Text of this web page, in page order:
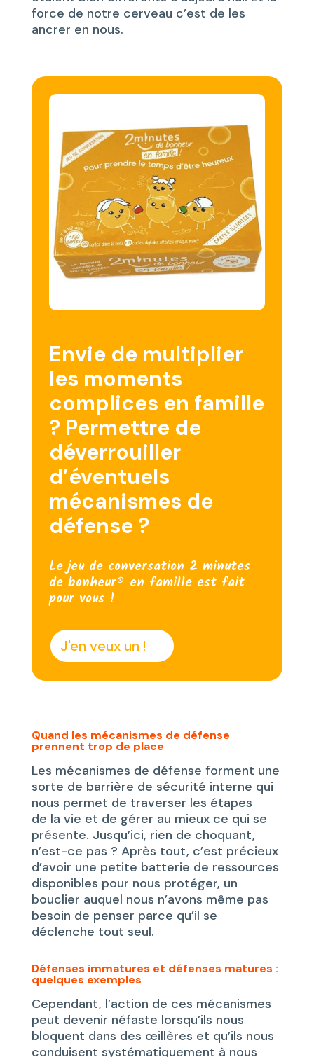
force de notre cerveau c’est de les
ancrer en nous.
Envie de multiplier
les moments
complices en famille
? Permettre de
déverrouiller
d’éventuels
mécanismes de
défense ?
Le jeu de conversation 2 minutes
de bonheur® en famille est fait
pour vous !
J'en veux un !
Quand les mécanismes de défense
prennent trop de place
Les mécanismes de défense forment une
sorte de barrière de sécurité interne qui
nous permet de traverser les étapes
de la vie et de gérer au mieux ce qui se
présente. Jusqu’ici, rien de choquant,
n’est-ce pas ? Après tout, c’est précieux
d’avoir une petite batterie de ressources
disponibles pour nous protéger, un
bouclier auquel nous n’avons même pas
besoin de penser parce qu’il se
déclenche tout seul.
Défenses immatures et défenses matures :
quelques exemples
Cependant, l’action de ces mécanismes
peut devenir néfaste lorsqu’ils nous
bloquent dans des œillères et qu’ils nous
conduisent systématiquement à nous